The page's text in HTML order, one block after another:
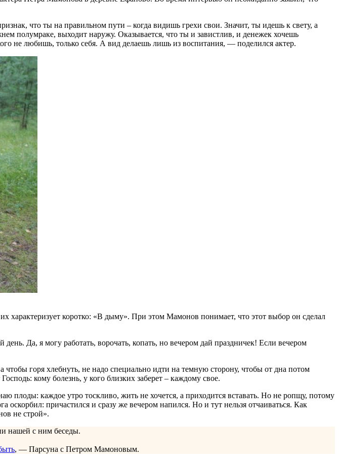
что ты на правильном пути – когда видишь грехи свои. Значит, ты идешь к свету, а
полумраке, выходит наружу. Оказывается, что ты и завистлив, и денежек хочешь
не любишь, только себя. А вид делаешь лишь из воспитания, — поделился актер.
характеризует коротко: «В дыму». При этом Мамонов понимает, что этот выбор он сделал
Да, я могу работать, ворочать, копать, но вечером дай праздничек! Если вечером
горя хлебнуть, не надо специально идти на темную сторону, чтобы от дна потом
кому болезнь, у кого близких заберет – каждому свое.
плоды: каждое утро тоскливо, жить не хочется, а приходится вставать. Но не ропщу, потому
причастился и сразу же вечером напился. Но и тут нельзя отчаиваться. Как
не строй».
нашей с ним беседы.
, — Парсуна с Петром Мамоновым.